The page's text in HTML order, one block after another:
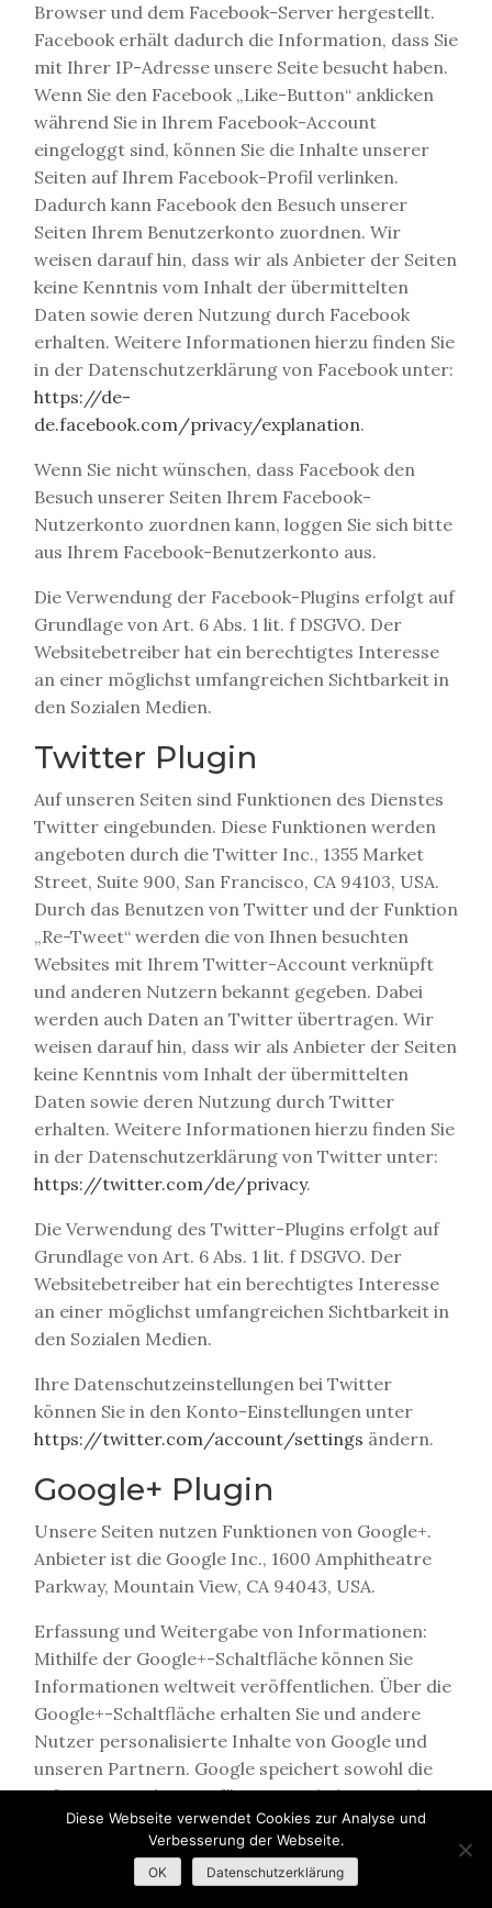
Browser und dem Facebook-Server hergestellt.
Facebook erhält dadurch die Information, dass Sie
mit Ihrer IP-Adresse unsere Seite besucht haben.
Wenn Sie den Facebook „Like-Button“ anklicken
während Sie in Ihrem Facebook-Account
eingeloggt sind, können Sie die Inhalte unserer
Seiten auf Ihrem Facebook-Profil verlinken.
Dadurch kann Facebook den Besuch unserer
Seiten Ihrem Benutzerkonto zuordnen. Wir
weisen darauf hin, dass wir als Anbieter der Seiten
keine Kenntnis vom Inhalt der übermittelten
Daten sowie deren Nutzung durch Facebook
erhalten. Weitere Informationen hierzu finden Sie
in der Datenschutzerklärung von Facebook unter:
https://de-
de.facebook.com/privacy/explanation.
Wenn Sie nicht wünschen, dass Facebook den
Besuch unserer Seiten Ihrem Facebook-
Nutzerkonto zuordnen kann, loggen Sie sich bitte
aus Ihrem Facebook-Benutzerkonto aus.
Die Verwendung der Facebook-Plugins erfolgt auf
Grundlage von Art. 6 Abs. 1 lit. f DSGVO. Der
Websitebetreiber hat ein berechtigtes Interesse
an einer möglichst umfangreichen Sichtbarkeit in
den Sozialen Medien.
Twitter Plugin
Auf unseren Seiten sind Funktionen des Dienstes
Twitter eingebunden. Diese Funktionen werden
angeboten durch die Twitter Inc., 1355 Market
Street, Suite 900, San Francisco, CA 94103, USA.
Durch das Benutzen von Twitter und der Funktion
„Re-Tweet“ werden die von Ihnen besuchten
Websites mit Ihrem Twitter-Account verknüpft
und anderen Nutzern bekannt gegeben. Dabei
werden auch Daten an Twitter übertragen. Wir
weisen darauf hin, dass wir als Anbieter der Seiten
keine Kenntnis vom Inhalt der übermittelten
Daten sowie deren Nutzung durch Twitter
erhalten. Weitere Informationen hierzu finden Sie
in der Datenschutzerklärung von Twitter unter:
https://twitter.com/de/privacy.
Die Verwendung des Twitter-Plugins erfolgt auf
Grundlage von Art. 6 Abs. 1 lit. f DSGVO. Der
Websitebetreiber hat ein berechtigtes Interesse
an einer möglichst umfangreichen Sichtbarkeit in
den Sozialen Medien.
Ihre Datenschutzeinstellungen bei Twitter
können Sie in den Konto-Einstellungen unter
https://twitter.com/account/settings ändern.
Google+ Plugin
Unsere Seiten nutzen Funktionen von Google+.
Anbieter ist die Google Inc., 1600 Amphitheatre
Parkway, Mountain View, CA 94043, USA.
Erfassung und Weitergabe von Informationen:
Mithilfe der Google+-Schaltfläche können Sie
Informationen weltweit veröffentlichen. Über die
Google+-Schaltfläche erhalten Sie und andere
Nutzer personalisierte Inhalte von Google und
unseren Partnern. Google speichert sowohl die
Information, dass Sie für einen Inhalt +1 gegeben
haben, als auch Informationen über die Seite, die
Sie beim Klicken auf +1 angesehen haben. Ihre +1
können als Hinweise zusammen mit Ihrem
Diese Webseite verwendet Cookies zur Analyse und
Verbesserung der Webseite.
OK Datenschutzerklärung